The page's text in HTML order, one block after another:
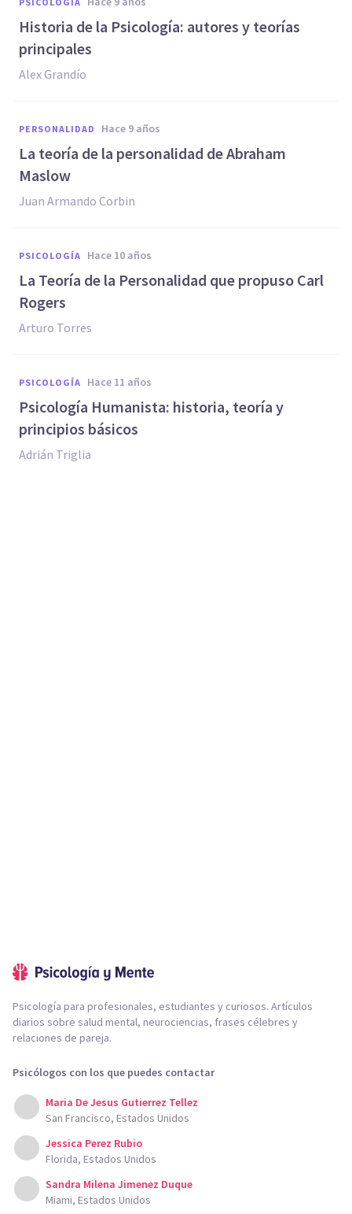
Historia de la Psicología: autores y teorías
principales
Alex Grandío
PERSONALIDAD hace 9 años
La teoría de la personalidad de Abraham
Maslow
Juan Armando Corbin
PSICOLOGÍA hace 10 años
La Teoría de la Personalidad que propuso Carl
Rogers
Arturo Torres
PSICOLOGÍA hace 11 años
Psicología Humanista: historia, teoría y
principios básicos
Adrián Triglia
Psicología para profesionales, estudiantes y curiosos. Artículos
diarios sobre salud mental, neurociencias, frases célebres y
relaciones de pareja.
Psicólogos con los que puedes contactar
Maria De Jesus Gutierrez Tellez
San Francisco, Estados Unidos
Jessica Perez Rubio
Florida, Estados Unidos
Sandra Milena Jimenez Duque
Miami, Estados Unidos